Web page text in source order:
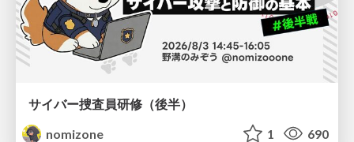
サイバー捜査員研修（後半）
nomizone
1 690